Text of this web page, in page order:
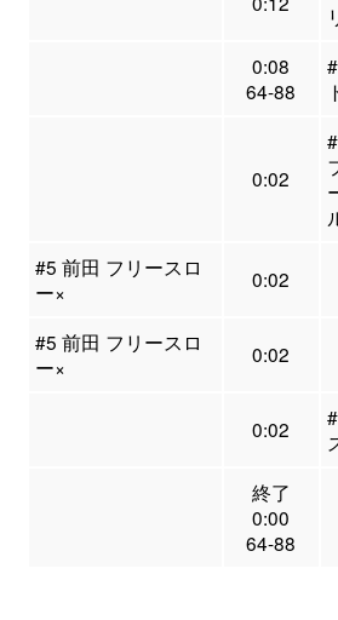
0:08
64-88
0:02
#5 前田 フリースロ
ー×
0:02
#5 前田 フリースロ
ー×
0:02
0:02
終了
0:00
64-88